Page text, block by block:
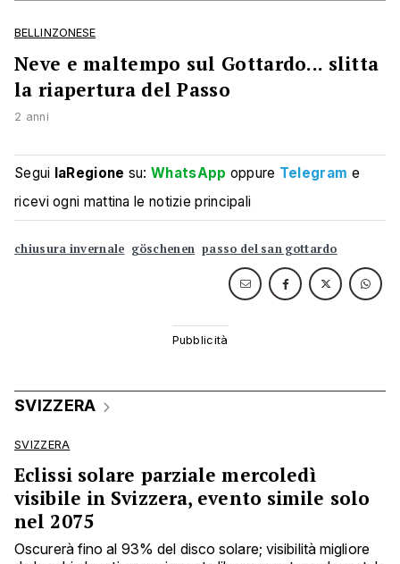
BELLINZONESE
Neve e maltempo sul Gottardo... slitta
la riapertura del Passo
2 anni
Segui laRegione su:WhatsApp oppure Telegram e
ricevi ogni mattina le notizie principali
chiusura invernale göschenen passo del san gottardo
SVIZZERA
SVIZZERA
Eclissi solare parziale mercoledì
visibile in Svizzera, evento simile solo
nel 2075
Oscurerà fino al 93% del disco solare; visibilità migliore